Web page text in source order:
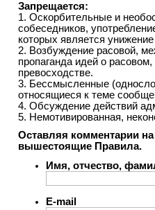
Запрещается:
1. Оскорбительные и
собеседников,
которых является
2. Возбуждение расовой,
пропаганда идей о
превосходстве.
3. Бессмысленные
относящиеся к теме
4. Обсуждение действий
5. Немотивированная,
Оставляя комментарии
вышестоящие Правила.
Имя, отчество,
E-mail